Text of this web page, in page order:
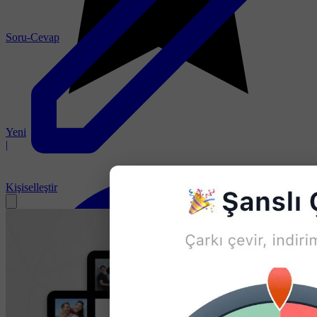
Soru-Cevap
Yeni
|
Kişiselleştir